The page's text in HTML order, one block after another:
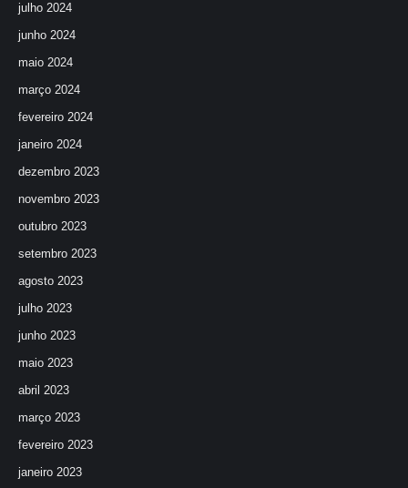
julho 2024
junho 2024
maio 2024
março 2024
fevereiro 2024
janeiro 2024
dezembro 2023
novembro 2023
outubro 2023
setembro 2023
agosto 2023
julho 2023
junho 2023
maio 2023
abril 2023
março 2023
fevereiro 2023
janeiro 2023